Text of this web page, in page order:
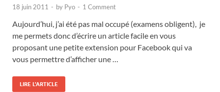
18 juin 2011 - by Pyo - 1 Comment
Aujourd’hui, j’ai été pas mal occupé (examens obligent), je
me permets donc d’écrire un article facile en vous
proposant une petite extension pour Facebook qui va
vous permettre d’afficher une …
LIRE L'ARTICLE